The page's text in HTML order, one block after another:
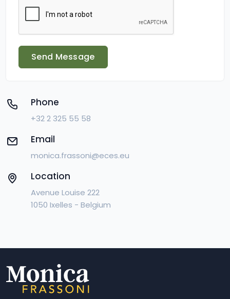
Send Message
Phone
+32 2 325 55 58
Email
monica.frassoni@eces.eu
Location
Avenue Louise 222
1050 Ixelles - Belgium